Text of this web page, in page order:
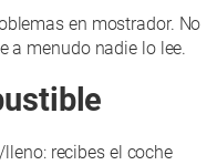
en mostrador. No
a menudo nadie lo lee.
recibes el coche